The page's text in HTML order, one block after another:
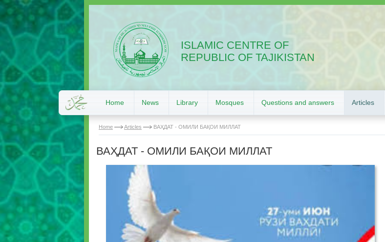
ISLAMIC CENTRE OF
REPUBLIC OF TAJIKISTAN
Home News Library Mosques Questions and answers Articles
Home Articles ВАҲДАТ - ОМИЛИ БАҚОИ МИЛЛАТ
ВАҲДАТ - ОМИЛИ БАҚОИ МИЛЛАТ